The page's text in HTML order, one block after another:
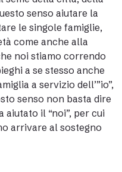
senso aiutare la
le singole famiglie,
come anche alla
noi stiamo correndo
a se stesso anche
a servizio dell’”io”,
senso non basta dire
aiutato il “noi”, per cui
arrivare al sostegno